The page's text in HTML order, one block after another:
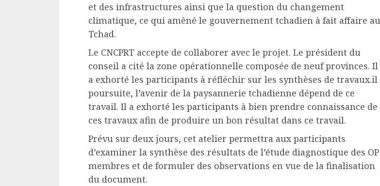
et des infrastructures ainsi que la question du changement
climatique, ce qui amèné le gouvernement tchadien à fait affaire au
Tchad.
Le CNCPRT accepte de collaborer avec le projet. Le président du
conseil a cité la zone opérationnelle composée de neuf provinces. Il
a exhorté les participants à réfléchir sur les synthèses de travaux.il
poursuite, l’avenir de la paysannerie tchadienne dépend de ce
travail. Il a exhorté les participants à bien prendre connaissance de
ces travaux afin de produire un bon résultat dans ce travail.
Prévu sur deux jours, cet atelier permettra aux participants
d’examiner la synthèse des résultats de l’étude diagnostique des OP
membres et de formuler des observations en vue de la finalisation
du document.